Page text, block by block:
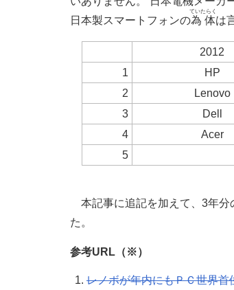
日本製スマートフォンの為体
ていたらく
は
2012
1
HP
2
Lenovo
3
Dell
4
Acer
5
本記事に追記を加えて、3年
た。
参考URL（※）
レノボが年内にもＰＣ世界首